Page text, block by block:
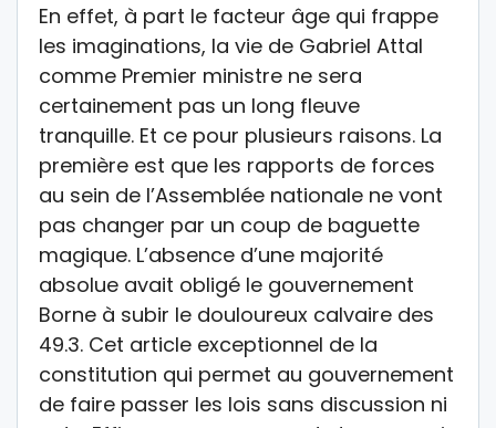
En effet, à part le facteur âge qui frappe
les imaginations, la vie de Gabriel Attal
comme Premier ministre ne sera
certainement pas un long fleuve
tranquille. Et ce pour plusieurs raisons. La
première est que les rapports de forces
au sein de l’Assemblée nationale ne vont
pas changer par un coup de baguette
magique. L’absence d’une majorité
absolue avait obligé le gouvernement
Borne à subir le douloureux calvaire des
49.3. Cet article exceptionnel de la
constitution qui permet au gouvernement
de faire passer les lois sans discussion ni